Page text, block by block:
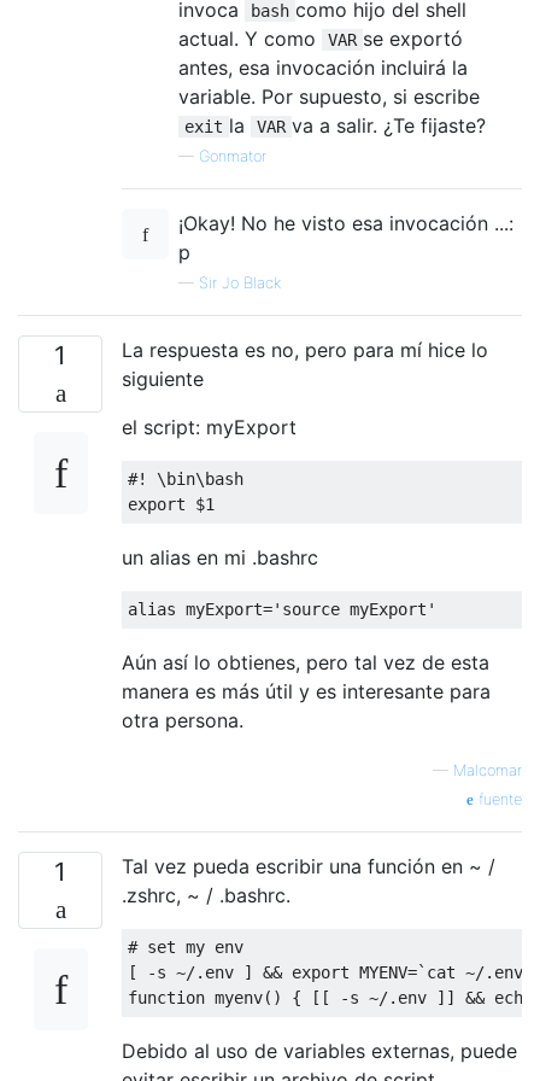
invoca bash como hijo del shell
actual. Y como
VAR se exportó
antes, esa invocación incluirá la
variable. Por supuesto, si escribe
exit la VAR va a salir. ¿Te fijaste?
— Gonmator
¡Okay! No he visto esa invocación ...:
p
— Sir Jo Black
1
La respuesta es no, pero para mí hice lo
siguiente
el script: myExport
#! \bin\bash
export $1
un alias en mi .bashrc
alias myExport='source myExport'
Aún así lo obtienes, pero tal vez de esta
manera es más útil y es interesante para
otra persona.
— Malcomar
fuente
1
Tal vez pueda escribir una función en ~ /
.zshrc, ~ / .bashrc.
# set my env
[
-s ~/. env ] && export MYENV=`cat ~/.env`
function myenv() { [[ -s ~/. env ]] && echo
Debido al uso de variables externas, puede